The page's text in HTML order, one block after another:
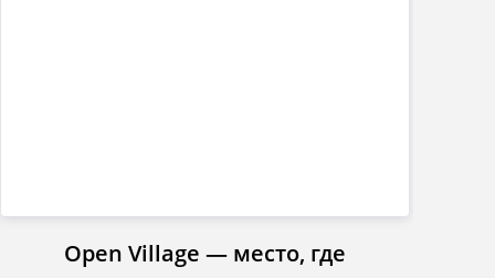
Open Village — место, где